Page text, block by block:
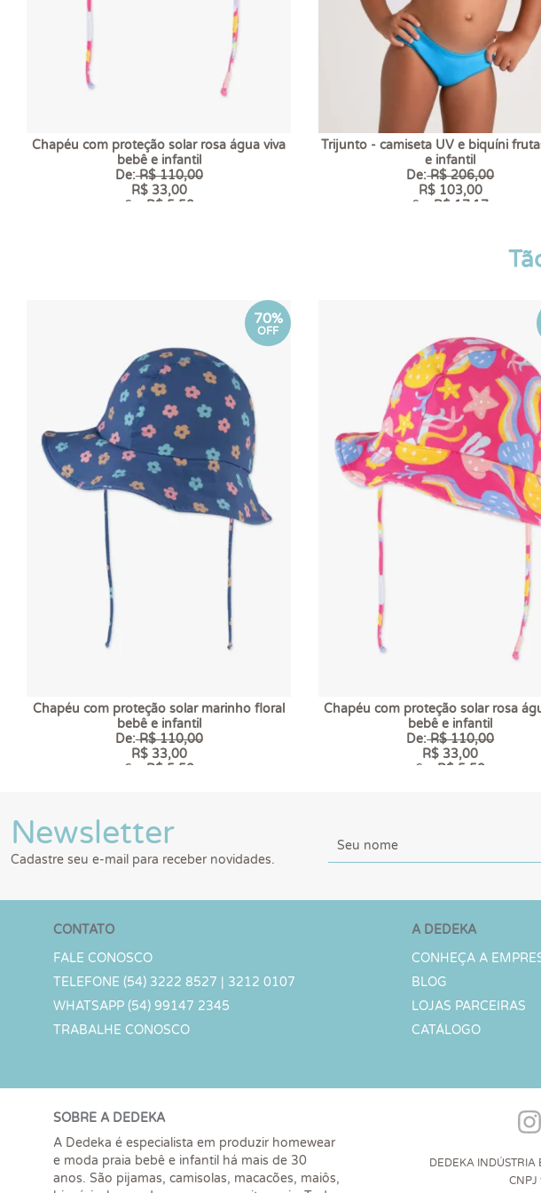
Chapéu com proteção solar rosa água viva
bebê e infantil
De:R$ 110,00
R$ 33,00
6 x R$ 5,50
Trijunto - camiseta UV e biquíni
e infantil
De:R$ 206,00
R$ 103,00
6 x R$ 17,17
70%
OFF
Chapéu com proteção solar marinho floral
bebê e infantil
De:R$ 110,00
R$ 33,00
6 x R$ 5,50
Chapéu com proteção solar rosa
bebê e infantil
De:R$ 110,00
R$ 33,00
6 x R$ 5,50
Newsletter
Cadastre seu e-mail para receber novidades.
CONTATO
FALE CONOSCO
TELEFONE (54) 3222 8527 | 3212 0107
WHATSAPP (54) 99147 2345
TRABALHE CONOSCO
A DEDEKA
CONHEÇA A
BLOG
LOJAS PARCEIRAS
CATÁLOGO
SOBRE A DEDEKA
A Dedeka é especialista em produzir homewear
e moda praia bebê e infantil há mais de 30
anos. São pijamas, camisolas, macacões, maiôs,
DEDEKA INDÚSTRIA